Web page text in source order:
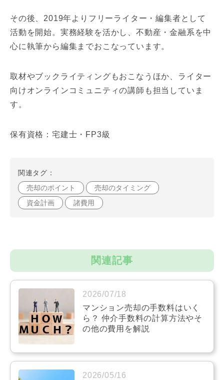
その後、2019年よりフリーライター・編集者として
活動を開始。実務経験を活かし、不動産・金融系を中
心に執筆から編集までおこなっています。
取材やブックライティングもおこなうほか、ライター
向けオンラインコミュニティの講師も担当していま
す。
保有資格：宅建士・FP3級
関連タグ：
売却のポイント
売却のタイミング
資金計画
諸費用
関連記事
2026/07/18
マンション売却の手数料はいく
ら？ 仲介手数料の計算方法やそ
の他の費用を解説
2026/05/16